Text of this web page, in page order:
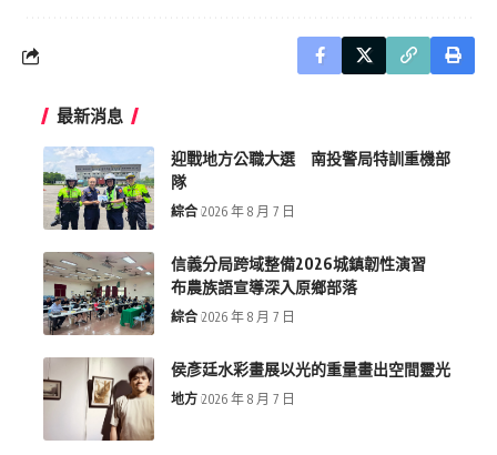
最新消息
迎戰地方公職大選 南投警局特訓重機部
隊
綜合 2026 年 8 月 7 日
信義分局跨域整備2026城鎮韌性演習
布農族語宣導深入原鄉部落
綜合 2026 年 8 月 7 日
侯彥廷水彩畫展以光的重量畫出空間靈光
地方 2026 年 8 月 7 日